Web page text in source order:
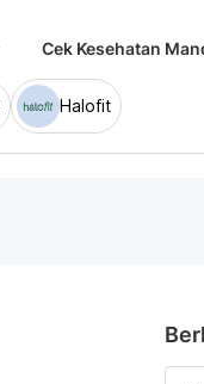
Cek Kesehatan
Halofit